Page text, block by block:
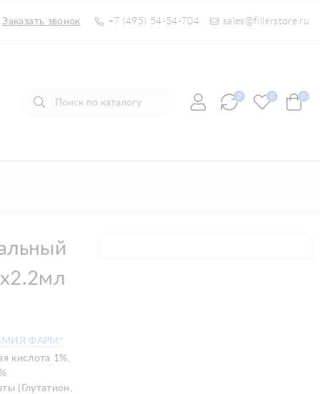
Заказать звонок +7 (495) 54-54-704 sales@fillerstore.ru
0 0 0
ФАРМ"
кислота 1%,
(Глутатион,